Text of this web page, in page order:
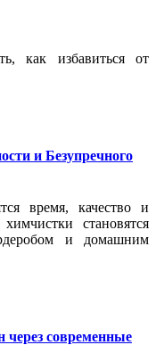
как избавиться от
и Безупречного
время, качество и
становятся
и домашним
через современные